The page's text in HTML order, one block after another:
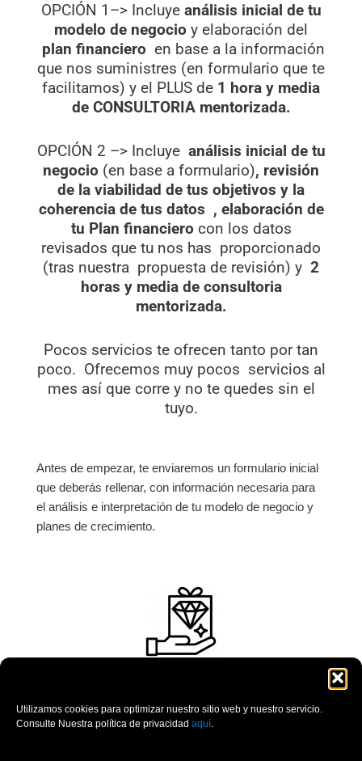
Utilizamos cookies para optimizar nuestro sitio web y nuestro servicio.
Consulte Nuestra política de privacidad aquí.
OPCIÓN 1–> Incluye análisis inicial de tu
modelo de negocio y elaboración del
plan financiero en base a la información
que nos suministres (en formulario que te
facilitamos) y el PLUS de 1 hora y media
de CONSULTORIA mentorizada.
OPCIÓN 2 –> Incluye análisis inicial de tu
negocio (en base a formulario), revisión
de la viabilidad de tus objetivos y la
coherencia de tus datos , elaboración de
tu Plan financiero con los datos
revisados que tu nos has proporcionado
(tras nuestra propuesta de revisión) y 2
horas y media de consultoria
mentorizada.
Pocos servicios te ofrecen tanto por tan
poco. Ofrecemos muy pocos servicios al
mes así que corre y no te quedes sin el
tuyo.
Antes de empezar, te enviaremos un formulario inicial
que deberás rellenar, con información necesaria para
el análisis e interpretación de tu modelo de negocio y
planes de crecimiento.
Incluiremos las proyecciones de tus